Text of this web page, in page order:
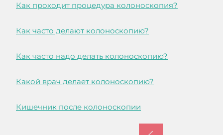
Как проходит процедура колоноскопия?
Как часто делают колоноскопию?
Как часто надо делать колоноскопию?
Какой врач делает колоноскопию?
Кишечник после колоноскопии